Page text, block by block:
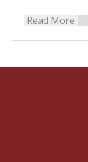
Read More +